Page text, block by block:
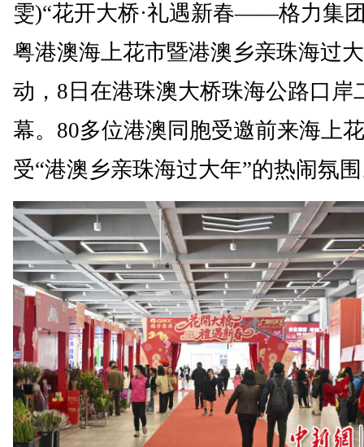
雯)“花开大桥·礼遇新春——格力集
粤港澳海上花市暨港澳乡亲珠海过
动，8日在港珠澳大桥珠海公路口岸
幕。80多位港澳同胞受邀前来海上
受“港澳乡亲珠海过大年”的热闹氛